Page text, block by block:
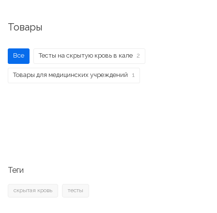
Товары
Все Тесты на скрытую кровь в кале 2
Товары для медицинских учреждений 1
Теги
скрытая кровь тесты